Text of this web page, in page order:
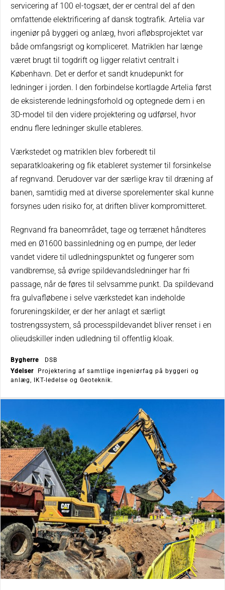
servicering af 100 el-togsæt, der er central del af den
omfattende elektrificering af dansk togtrafik. Artelia var
ingeniør på byggeri og anlæg, hvori afløbsprojektet var
både omfangsrigt og kompliceret. Matriklen har længe
været brugt til togdrift og ligger relativt centralt i
København. Det er derfor et sandt knudepunkt for
ledninger i jorden. I den forbindelse kortlagde Artelia først
de eksisterende ledningsforhold og optegnede dem i en
3D-model til den videre projektering og udførsel, hvor
endnu flere ledninger skulle etableres.
Værkstedet og matriklen blev forberedt til
separatkloakering og fik etableret systemer til forsinkelse
af regnvand. Derudover var der særlige krav til dræning af
banen, samtidig med at diverse sporelementer skal kunne
forsynes uden risiko for, at driften bliver kompromitteret.
Regnvand fra baneområdet, tage og terrænet håndteres
med en Ø1600 bassinledning og en pumpe, der leder
vandet videre til udledningspunktet og fungerer som
vandbremse, så øvrige spildevandsledninger har fri
passage, når de føres til selvsamme punkt. Da spildevand
fra gulvafløbene i selve værkstedet kan indeholde
forureningskilder, er der her anlagt et særligt
tostrengssystem, så processpildevandet bliver renset i en
olieudskiller inden udledning til offentlig kloak.
Bygherre
DSB
Ydelser Projektering af samtlige ingeniørfag på byggeri og
anlæg, IKT-ledelse og Geoteknik.